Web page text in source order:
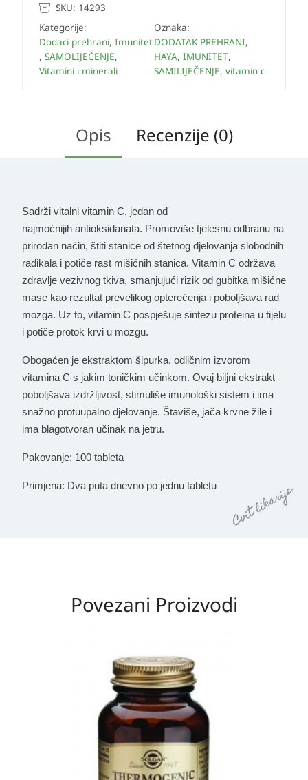
SKU: 14293
Kategorije:
Dodaci prehrani, Imunitet
, SAMOLIJEČENJE,
Vitamini i minerali
Oznaka:
DODATAK PREHRANI,
HAYA, IMUNITET,
SAMILIJEČENJE, vitamin c
Opis Recenzije (0)
Sadrži vitalni vitamin C, jedan od
najmoćnijih antioksidanata. Promoviše tjelesnu odbranu na
prirodan način, štiti stanice od štetnog djelovanja slobodnih
radikala i potiče rast mišićnih stanica. Vitamin C održava
zdravlje vezivnog tkiva, smanjujući rizik od gubitka mišićne
mase kao rezultat prevelikog opterećenja i poboljšava rad
mozga. Uz to, vitamin C pospješuje sintezu proteina u tijelu
i potiče protok krvi u mozgu.
Obogaćen je ekstraktom šipurka, odličnim izvorom
vitamina C s jakim toničkim učinkom. Ovaj biljni ekstrakt
poboljšava izdržljivost, stimuliše imunološki sistem i ima
snažno protuupalno djelovanje. Štaviše, jača krvne žile i
ima blagotvoran učinak na jetru.
Pakovanje: 100 tableta
Primjena: Dva puta dnevno po jednu tabletu
Povezani Proizvodi